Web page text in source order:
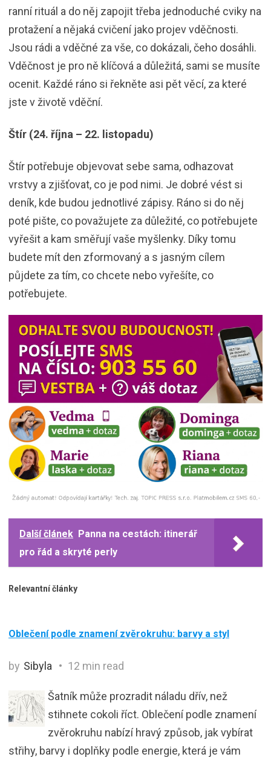
ranní rituál a do něj zapojit třeba jednoduché cviky na
protažení a nějaká cvičení jako projev vděčnosti.
Jsou rádi a vděčné za vše, co dokázali, čeho dosáhli.
Vděčnost je pro ně klíčová a důležitá, sami se musíte
ocenit. Každé ráno si řekněte asi pět věcí, za které
jste v životě vděční.
Štír (24. října – 22. listopadu)
Štír potřebuje objevovat sebe sama, odhazovat
vrstvy a zjišťovat, co je pod nimi. Je dobré vést si
deník, kde budou jednotlivé zápisy. Ráno si do něj
poté pište, co považujete za důležité, co potřebujete
vyřešit a kam směřují vaše myšlenky. Díky tomu
budete mít den zformovaný a s jasným cílem
půjdete za tím, co chcete nebo vyřešíte, co
potřebujete.
Další článek Panna na cestách: itinerář
pro řád a skryté perly
Relevantní články
Oblečení podle znamení zvěrokruhu: barvy a styl
by Sibyla 12 min read
Šatník může prozradit náladu dřív, než
stihnete cokoli říct. Oblečení podle znamení
zvěrokruhu nabízí hravý způsob, jak vybírat
střihy, barvy i doplňky podle energie, která je vám